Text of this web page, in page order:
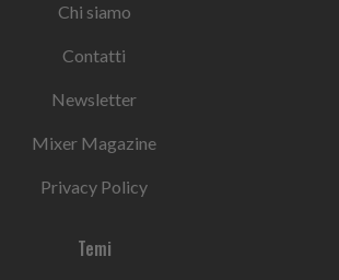
Chi siamo
Contatti
Newsletter
Mixer Magazine
Privacy Policy
Temi